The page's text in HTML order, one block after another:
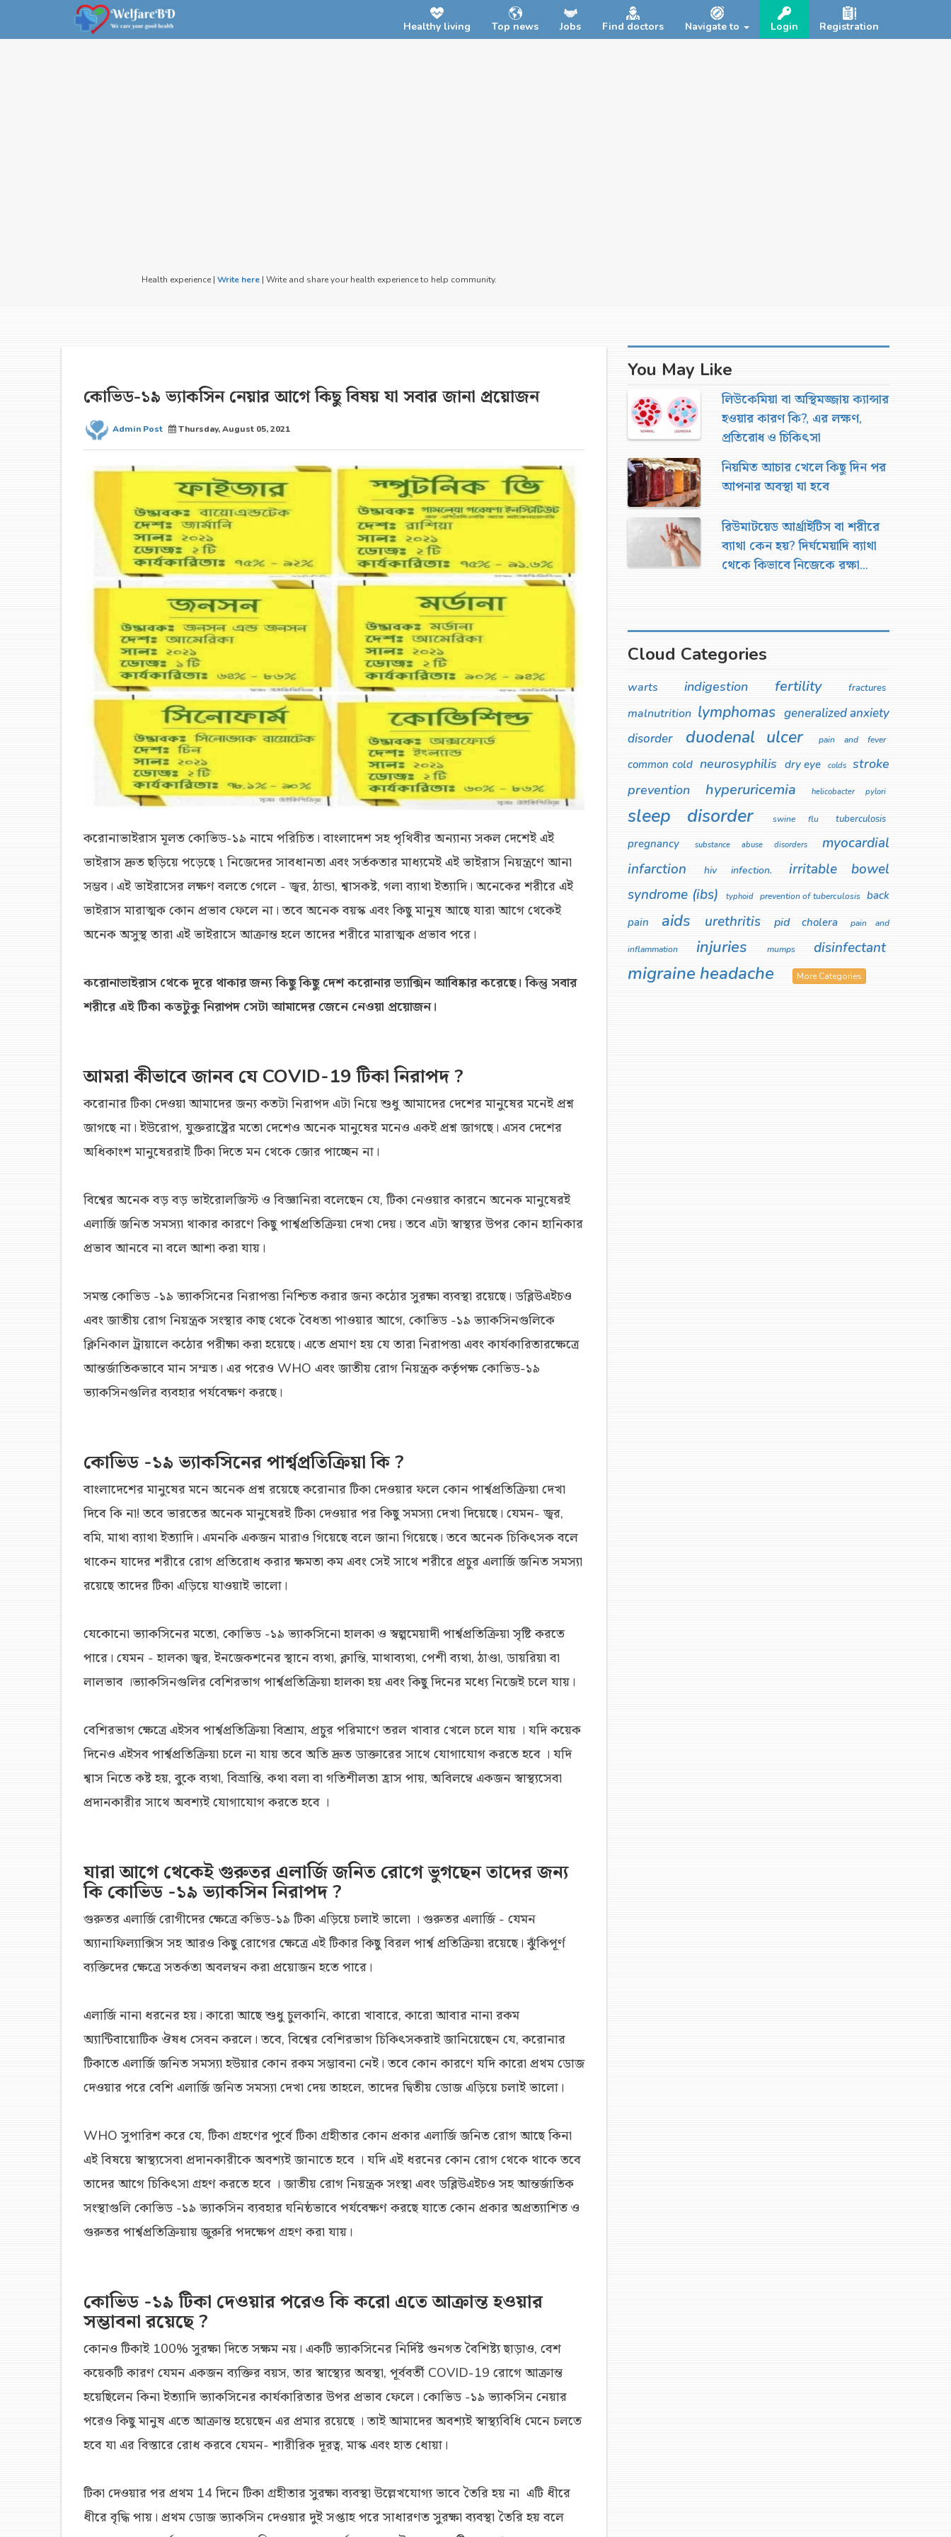
Healthy living Top news Jobs Find doctors Navigate to Login Registration
Health experience | Write here | Write and share your health experience to help community.
কোভিড-১৯ ভ্যাকসিন নেয়ার আগে কিছু বিষয় যা সবার জানা প্রয়োজন
Admin Post Thursday, August 05, 2021
করোনাভাইরাস মূলত কোভিড-১৯ নামে পরিচিত। বাংলাদেশ সহ পৃথিবীর অন্যান্য সকল দেশেই এই
ভাইরাস দ্রুত ছড়িয়ে পড়েছে ৷ নিজেদের সাবধানতা এবং সর্তকতার মাধ্যমেই এই ভাইরাস নিয়ন্ত্রণে আনা
সম্ভব। এই ভাইরাসের লক্ষণ বলতে গেলে - জ্বর, ঠান্ডা, শ্বাসকষ্ট, গলা ব্যাথা ইত্যাদি। অনেকের শরীরে এই
ভাইরাস মারাত্মক কোন প্রভাব ফেলে না। তবে অনেক বয়স্ক এবং কিছু মানুষ আছে যারা আগে থেকেই
অনেক অসুস্থ তারা এই ভাইরাসে আক্রান্ত হলে তাদের শরীরে মারাত্মক প্রভাব পরে।
করোনাভাইরাস থেকে দূরে থাকার জন্য কিছু কিছু দেশ করোনার ভ্যাক্সিন আবিষ্কার করেছে। কিন্তু সবার
শরীরে এই টিকা কতটুকু নিরাপদ সেটা আমাদের জেনে নেওয়া প্রয়োজন।
আমরা কীভাবে জানব যে COVID-19 টিকা নিরাপদ ?
করোনার টিকা দেওয়া আমাদের জন্য কতটা নিরাপদ এটা নিয়ে শুধু আমাদের দেশের মানুষের মনেই প্রশ্ন
জাগছে না। ইউরোপ, যুক্তরাষ্ট্রের মতো দেশেও অনেক মানুষের মনেও একই প্রশ্ন জাগছে। এসব দেশের
অধিকাংশ মানুষেররাই টিকা দিতে মন থেকে জোর পাচ্ছেন না।
বিশ্বের অনেক বড় বড় ভাইরোলজিস্ট ও বিজ্ঞানিরা বলেছেন যে, টিকা নেওয়ার কারনে অনেক মানুষেরই
এলার্জি জনিত সমস্যা থাকার কারণে কিছু পার্শ্বপ্রতিক্রিয়া দেখা দেয়। তবে এটা স্বাস্থ্যর উপর কোন হানিকার
প্রভাব আনবে না বলে আশা করা যায়।
সমস্ত কোভিড -১৯ ভ্যাকসিনের নিরাপত্তা নিশ্চিত করার জন্য কঠোর সুরক্ষা ব্যবস্থা রয়েছে। ডব্লিউএইচও
এবং জাতীয় রোগ নিয়ন্ত্রক সংস্থার কাছ থেকে বৈধতা পাওয়ার আগে, কোভিড -১৯ ভ্যাকসিনগুলিকে
ক্লিনিকাল ট্রায়ালে কঠোর পরীক্ষা করা হয়েছে। এতে প্রমাণ হয় যে তারা নিরাপত্তা এবং কার্যকারিতারক্ষেত্রে
আন্তর্জাতিকভাবে মান সম্মত। এর পরেও WHO এবং জাতীয় রোগ নিয়ন্ত্রক কর্তৃপক্ষ কোভিড-১৯
ভ্যাকসিনগুলির ব্যবহার পর্যবেক্ষণ করছে।
কোভিড -১৯ ভ্যাকসিনের পার্শ্বপ্রতিক্রিয়া কি ?
বাংলাদেশের মানুষের মনে অনেক প্রশ্ন রয়েছে করোনার টিকা দেওয়ার ফলে কোন পার্শ্বপ্রতিক্রিয়া দেখা
দিবে কি না! তবে ভারতের অনেক মানুষেরই টিকা দেওয়ার পর কিছু সমস্যা দেখা দিয়েছে। যেমন- জ্বর,
বমি, মাথা ব্যাথা ইত্যাদি। এমনকি একজন মারাও গিয়েছে বলে জানা গিয়েছে। তবে অনেক চিকিৎসক বলে
থাকেন যাদের শরীরে রোগ প্রতিরোধ করার ক্ষমতা কম এবং সেই সাথে শরীরে প্রচুর এলার্জি জনিত সমস্যা
রয়েছে তাদের টিকা এড়িয়ে যাওয়াই ভালো।
যেকোনো ভ্যাকসিনের মতো, কোভিড -১৯ ভ্যাকসিনো হালকা ও স্বল্পমেয়াদী পার্শ্বপ্রতিক্রিয়া সৃষ্টি করতে
পারে। যেমন - হালকা জ্বর, ইনজেকশনের স্থানে ব্যথা, ক্লান্তি, মাথাব্যথা, পেশী ব্যথা, ঠাণ্ডা, ডায়রিয়া বা
লালভাব ।ভ্যাকসিনগুলির বেশিরভাগ পার্শ্বপ্রতিক্রিয়া হালকা হয় এবং কিছু দিনের মধ্যে নিজেই চলে যায়।
বেশিরভাগ ক্ষেত্রে এইসব পার্শ্বপ্রতিক্রিয়া বিশ্রাম, প্রচুর পরিমাণে তরল খাবার খেলে চলে যায় । যদি কয়েক
দিনেও এইসব পার্শ্বপ্রতিক্রিয়া চলে না যায় তবে অতি দ্রুত ডাক্তারের সাথে যোগাযোগ করতে হবে । যদি
শ্বাস নিতে কষ্ট হয়, বুকে ব্যথা, বিভ্রান্তি, কথা বলা বা গতিশীলতা হ্রাস পায়, অবিলম্বে একজন স্বাস্থ্যসেবা
প্রদানকারীর সাথে অবশ্যই যোগাযোগ করতে হবে ।
যারা আগে থেকেই গুরুতর এলার্জি জনিত রোগে ভুগছেন তাদের জন্য
কি কোভিড -১৯ ভ্যাকসিন নিরাপদ ?
গুরুতর এলার্জি রোগীদের ক্ষেত্রে কভিড-১৯ টিকা এড়িয়ে চলাই ভালো । গুরুতর এলার্জি - যেমন
অ্যানাফিল্যাক্সিস সহ আরও কিছু রোগের ক্ষেত্রে এই টিকার কিছু বিরল পার্শ্ব প্রতিক্রিয়া রয়েছে। ঝুঁকিপূর্ণ
ব্যক্তিদের ক্ষেত্রে সতর্কতা অবলম্বন করা প্রয়োজন হতে পারে।
এলার্জি নানা ধরনের হয়। কারো আছে শুধু চুলকানি, কারো খাবারে, কারো আবার নানা রকম
অ্যান্টিবায়োটিক ঔষধ সেবন করলে। তবে, বিশ্বের বেশিরভাগ চিকিৎসকরাই জানিয়েছেন যে, করোনার
টিকাতে এলার্জি জনিত সমস্যা হউয়ার কোন রকম সম্ভাবনা নেই। তবে কোন কারণে যদি কারো প্রথম ডোজ
দেওয়ার পরে বেশি এলার্জি জনিত সমস্যা দেখা দেয় তাহলে, তাদের দ্বিতীয় ডোজ এড়িয়ে চলাই ভালো।
WHO সুপারিশ করে যে, টিকা গ্রহণের পুর্বে টিকা গ্রহীতার কোন প্রকার এলার্জি জনিত রোগ আছে কিনা
এই বিষয়ে স্বাস্থ্যসেবা প্রদানকারীকে অবশ্যই জানাতে হবে । যদি এই ধরনের কোন রোগ থেকে থাকে তবে
তাদের আগে চিকিৎসা গ্রহণ করতে হবে । জাতীয় রোগ নিয়ন্ত্রক সংস্থা এবং ডব্লিউএইচও সহ আন্তর্জাতিক
সংস্থাগুলি কোভিড -১৯ ভ্যাকসিন ব্যবহার ঘনিষ্ঠভাবে পর্যবেক্ষণ করছে যাতে কোন প্রকার অপ্রত্যাশিত ও
গুরুতর পার্শ্বপ্রতিক্রিয়ায় জুরুরি পদক্ষেপ গ্রহণ করা যায়।
কোভিড -১৯ টিকা দেওয়ার পরেও কি করো এতে আক্রান্ত হওয়ার
সম্ভাবনা রয়েছে ?
কোনও টিকাই 100% সুরক্ষা দিতে সক্ষম নয়। একটি ভ্যাকসিনের নির্দিষ্ট গুনগত বৈশিষ্ট্য ছাড়াও, বেশ
কয়েকটি কারণ যেমন একজন ব্যক্তির বয়স, তার স্বাস্থ্যের অবস্থা, পূর্ববর্তী COVID-19 রোগে আক্রান্ত
হয়েছিলেন কিনা ইত্যাদি ভ্যাকসিনের কার্যকারিতার উপর প্রভাব ফেলে। কোভিড -১৯ ভ্যাকসিন নেয়ার
পরেও কিছু মানুষ এতে আক্রান্ত হয়েছেন এর প্রমার রয়েছে । তাই আমাদের অবশ্যই স্বাস্থ্যবিধি মেনে চলতে
হবে যা এর বিস্তারে রোধ করবে যেমন- শারীরিক দূরত্ব, মাস্ক এবং হাত ধোয়া।
টিকা দেওয়ার পর প্রথম 14 দিনে টিকা গ্রহীতার সুরক্ষা ব্যবস্থা উল্লেখযোগ্য ভাবে তৈরি হয় না এটি ধীরে
ধীরে বৃদ্ধি পায়। প্রথম ডোজ ভ্যাকসিন দেওয়ার দুই সপ্তাহ পরে সাধারণত সুরক্ষা ব্যবস্থা তৈরি হয় বলে
You May Like
লিউকেমিয়া বা অস্থিমজ্জায় ক্যান্সার
হওয়ার কারণ কি?, এর লক্ষণ,
প্রতিরোধ ও চিকিৎসা
নিয়মিত আচার খেলে কিছু দিন পর
আপনার অবস্থা যা হবে
রিউমাটয়েড আর্থ্রাইটিস বা শরীরে
ব্যাথা কেন হয়? দির্ঘমেয়াদি ব্যাথা
থেকে কিভাবে নিজেকে রক্ষা
Cloud Categories
warts indigestion fertility fractures
malnutrition lymphomas generalized anxiety
disorder
duodenal ulcer pain and fever
common cold neurosyphilis dry eye colds
stroke
prevention
hyperuricemia helicobacter pylori
sleep disorder swine flu tuberculosis
pregnancy substance abuse disorders
myocardial
infarction
hiv infection.
irritable bowel
syndrome (ibs)
typhoid prevention of tuberculosis back
pain
aids urethritis pid cholera pain and
inflammation injuries mumps disinfectant
migraine headache More Categories